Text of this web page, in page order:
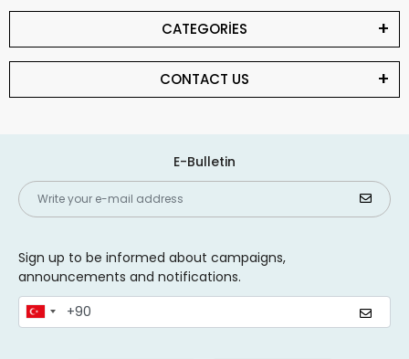
CATEGORİES
CONTACT US
E-Bulletin
Sign up to be informed about campaigns,
announcements and notifications.